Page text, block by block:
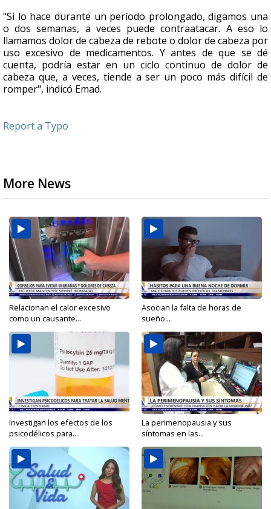
"Si lo hace durante un período prolongado, digamos una
o dos semanas, a veces puede contraatacar. A eso lo
llamamos dolor de cabeza de rebote o dolor de cabeza por
uso excesivo de medicamentos. Y antes de que se dé
cuenta, podría estar en un ciclo continuo de dolor de
cabeza que, a veces, tiende a ser un poco más difícil de
romper", indicó Emad.
Report a Typo
More News
Relacionan el calor excesivo
como un causante...
Asocian la falta de horas de
sueño...
Investigan los efectos de los
psicodélicos para...
La perimenopausia y sus
síntomas en las...